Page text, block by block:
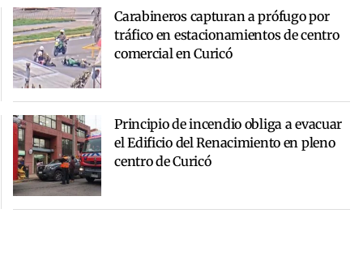
Carabineros capturan a prófugo por
tráfico en estacionamientos de centro
comercial en Curicó
Principio de incendio obliga a evacuar
el Edificio del Renacimiento en pleno
centro de Curicó